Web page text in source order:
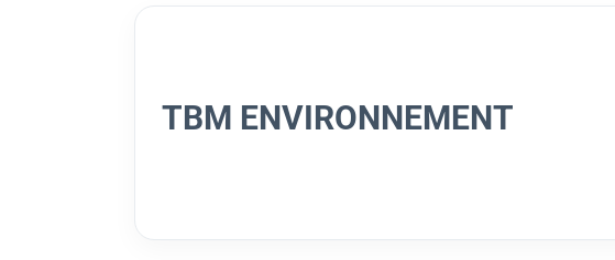
TBM ENVIRONNEMENT